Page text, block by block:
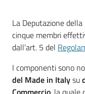
Gestire
l'Impresa
Promuovere
La Deputazione
cinque membri
dall’art. 5 del
I componenti sono
del Made in Italysu